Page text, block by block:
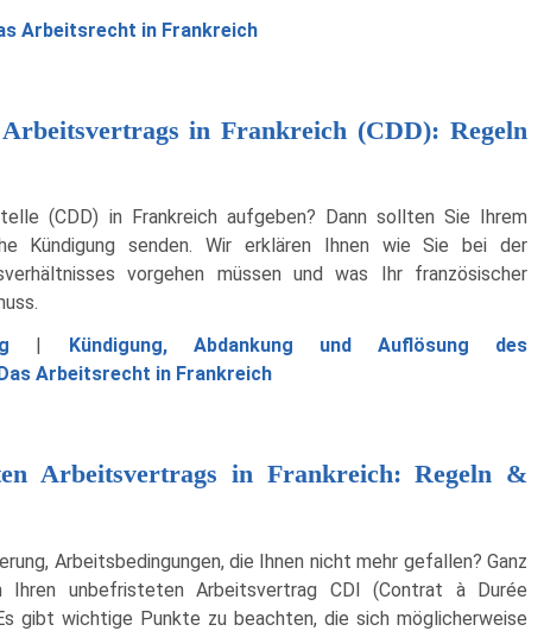
Arbeitsrecht in Frankreich
in Frankreich (CDD): Regeln
(CDD) in Frankreich aufgeben? Dann sollten Sie Ihrem
Kündigung senden. Wir erklären Ihnen wie Sie bei der
vorgehen müssen und was Ihr französischer
Kündigung, Abdankung und Auflösung des
Das Arbeitsrecht in Frankreich
Arbeitsvertrags in Frankreich: Regeln &
Arbeitsbedingungen, die Ihnen nicht mehr gefallen? Ganz
Ihren unbefristeten Arbeitsvertrag CDI (Contrat à Durée
gibt wichtige Punkte zu beachten, die sich möglicherweise